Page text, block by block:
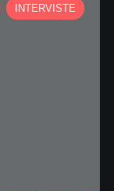
INTERVISTE